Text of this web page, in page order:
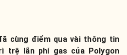
cùng điểm qua vài thông tin
trệ lẫn phí gas của Polygon